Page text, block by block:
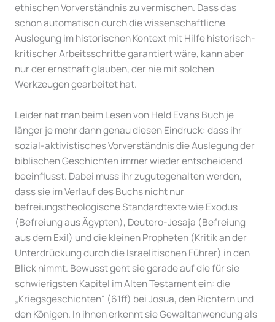
ethischen Vorverständnis zu vermischen. Dass das
schon automatisch durch die wissenschaftliche
Auslegung im historischen Kontext mit Hilfe historisch-
kritischer Arbeitsschritte garantiert wäre, kann aber
nur der ernsthaft glauben, der nie mit solchen
Werkzeugen gearbeitet hat.
Leider hat man beim Lesen von Held Evans Buch je
länger je mehr dann genau diesen Eindruck: dass ihr
sozial-aktivistisches Vorverständnis die Auslegung der
biblischen Geschichten immer wieder entscheidend
beeinflusst. Dabei muss ihr zugutegehalten werden,
dass sie im Verlauf des Buchs nicht nur
befreiungstheologische Standardtexte wie Exodus
(Befreiung aus Ägypten), Deutero-Jesaja (Befreiung
aus dem Exil) und die kleinen Propheten (Kritik an der
Unterdrückung durch die Israelitischen Führer) in den
Blick nimmt. Bewusst geht sie gerade auf die für sie
schwierigsten Kapitel im Alten Testament ein: die
„Kriegsgeschichten“ (61ff) bei Josua, den Richtern und
den Königen. In ihnen erkennt sie Gewaltanwendung als